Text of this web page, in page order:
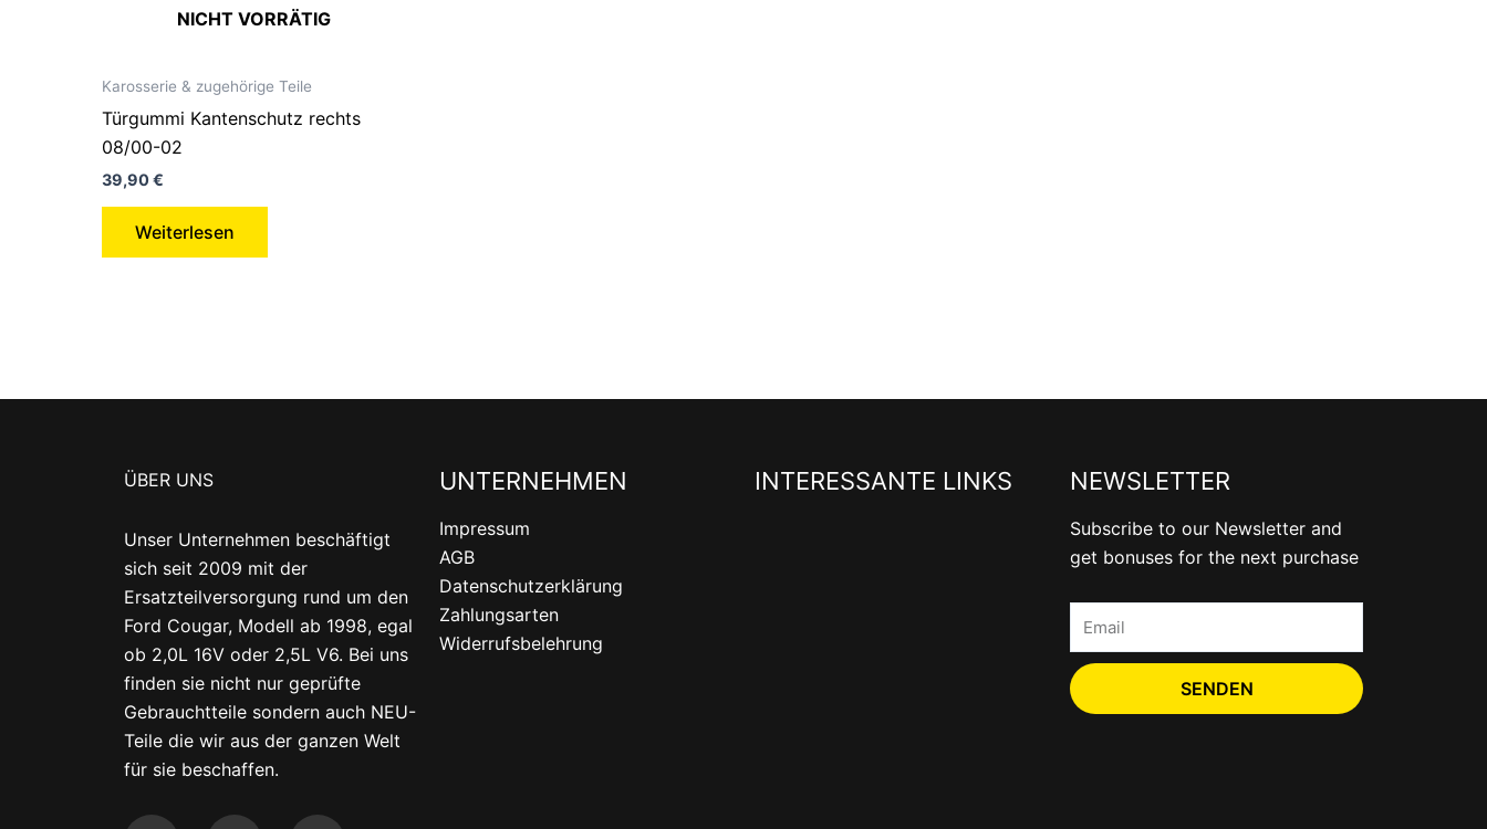
NICHT VORRÄTIG
Karosserie & zugehörige Teile
Türgummi Kantenschutz rechts
08/00-02
39,90€
Weiterlesen
ÜBER UNS
Unser Unternehmen beschäftigt
sich seit 2009 mit der
Ersatzteilversorgung rund um den
Ford Cougar, Modell ab 1998, egal
ob 2,0L 16V oder 2,5L V6. Bei uns
finden sie nicht nur geprüfte
Gebrauchtteile sondern auch NEU-
Teile die wir aus der ganzen Welt
für sie beschaffen.
UNTERNEHMEN
Impressum
AGB
Datenschutzerklärung
Zahlungsarten
Widerrufsbelehrung
INTERESSANTE LINKS NEWSLETTER
Subscribe to our Newsletter and
get bonuses for the next purchase
SENDEN